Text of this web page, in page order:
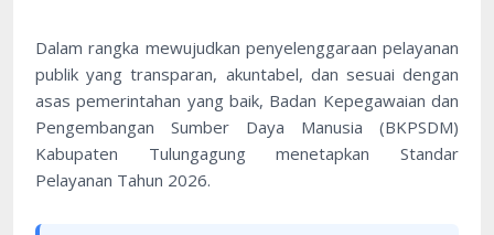
Dalam rangka mewujudkan penyelenggaraan pelayanan
publik yang transparan, akuntabel, dan sesuai dengan
asas pemerintahan yang baik, Badan Kepegawaian dan
Pengembangan Sumber Daya Manusia (BKPSDM)
Kabupaten Tulungagung menetapkan Standar
Pelayanan Tahun 2026.